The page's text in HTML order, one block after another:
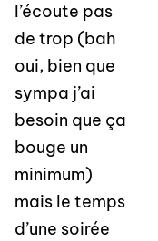
l’écoute pas
de trop (bah
oui, bien que
sympa j’ai
besoin que ça
bouge un
minimum)
mais le temps
d’une soirée